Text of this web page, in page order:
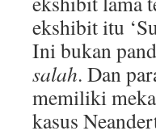
ekshibit itu
Ini bukan
salah. Dan
memiliki
kasus